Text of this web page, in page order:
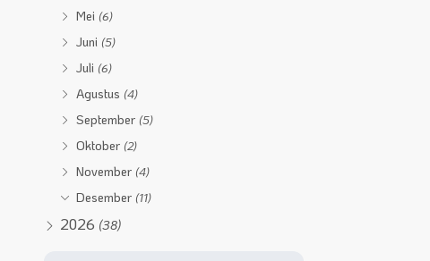
Mei (6)
Juni (5)
Juli (6)
Agustus (4)
September (5)
Oktober (2)
November (4)
Desember (11)
2026 (38)